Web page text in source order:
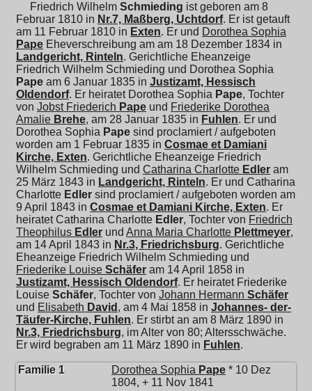
Friedrich Wilhelm Schmieding ist geboren am 8
Februar 1810 in Nr.7, Maßberg, Uchtdorf. Er ist getauft
am 11 Februar 1810 in Exten. Er und Dorothea Sophia
Pape Eheverschreibung am am 18 Dezember 1834 in
Landgericht, Rinteln. Gerichtliche Eheanzeige
Friedrich Wilhelm Schmieding und Dorothea Sophia
Pape am 6 Januar 1835 in Justizamt, Hessisch
Oldendorf. Er heiratet Dorothea Sophia Pape, Tochter
von Jobst Friederich Pape und Friederike Dorothea
Amalie Brehe, am 28 Januar 1835 in Fuhlen. Er und
Dorothea Sophia Pape sind proclamiert / aufgeboten
worden am 1 Februar 1835 in Cosmae et Damiani
Kirche, Exten. Gerichtliche Eheanzeige Friedrich
Wilhelm Schmieding und Catharina Charlotte Edler am
25 März 1843 in Landgericht, Rinteln. Er und Catharina
Charlotte Edler sind proclamiert / aufgeboten worden am
9 April 1843 in Cosmae et Damiani Kirche, Exten. Er
heiratetCatharina Charlotte Edler, Tochter von Friedrich
Theophilus Edler und Anna Maria Charlotte Plettmeyer,
am 14 April 1843 in Nr.3, Friedrichsburg. Gerichtliche
Eheanzeige Friedrich Wilhelm Schmieding und
Friederike Louise Schäfer am 14 April 1858 in
Justizamt, Hessisch Oldendorf. Er heiratet Friederike
Louise Schäfer, Tochter von Johann Hermann Schäfer
und Elisabeth David , am 4 Mai 1858 in Johannes- der-
Täufer-Kirche, Fuhlen. Er stirbt an am 8 März 1890 in
Nr.3, Friedrichsburg, im Alter von 80; Altersschwäche.
Er wird begraben am 11 März 1890 in Fuhlen.
Familie 1 Dorothea Sophia Pape * 10 Dez
1804, + 11 Nov 1841